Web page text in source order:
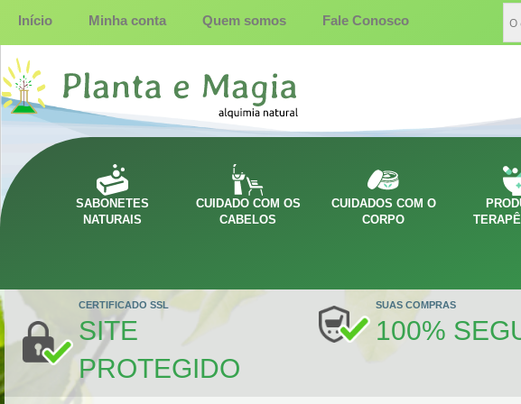
Início Minha conta Quem somos Fale Conosco
SABONETES
NATURAIS
CUIDADO COM OS
CABELOS
CUIDADOS COM O
CORPO
CERTIFICADO SSL
SITE
PROTEGIDO
SUAS COMPRAS
100%